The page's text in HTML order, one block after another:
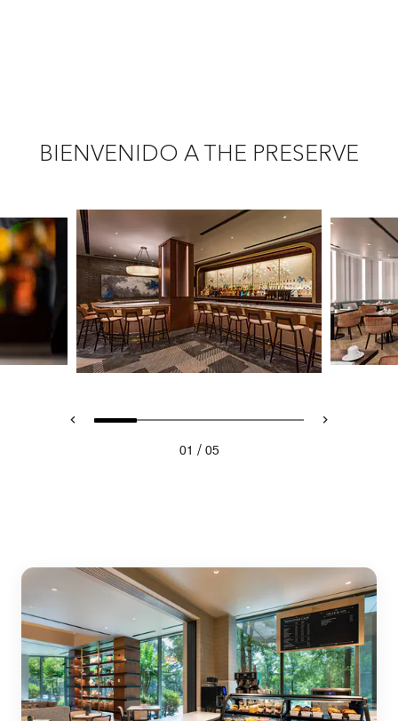
BIENVENIDO A THE PRESERVE
01 / 05